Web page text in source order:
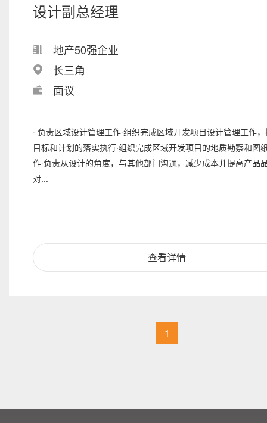
设计副总经理
地产50强企业
长三角
面议
· 负责区域设计管理工作·组织完成区域开发项目设计管理工作
目标和计划的落实执行·组织完成区域开发项目的地质勘察和图
作·负责从设计的角度，与其他部门沟通，减少成本并提高产品
对...
查看详情
1